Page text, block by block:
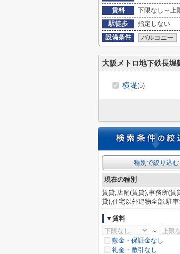
賃料
下限なし～上
駅徒歩
指定しない
設備条件
バルコニー
大阪メトロ地下鉄長堀
横堤(5)
種別で絞り込む
現在の種別
賃貸,店舗(賃貸),事務所(賃
貸),住宅以外建物全部,駐
▼賃料
～
敷金・保証金なし
礼金・敷引なし